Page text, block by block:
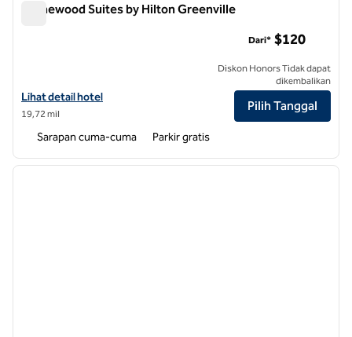
Homewood Suites by Hilton Greenville
Lihat detail hotel untuk Homewood Suites by Hilton Greenville
Lihat detail hotel
19,72 mil
Dari* $120
Diskon Honors Tidak dapat
dikembalikan
Pilih Tanggal
Sarapan cuma-cuma Parkir gratis
1 dari 12